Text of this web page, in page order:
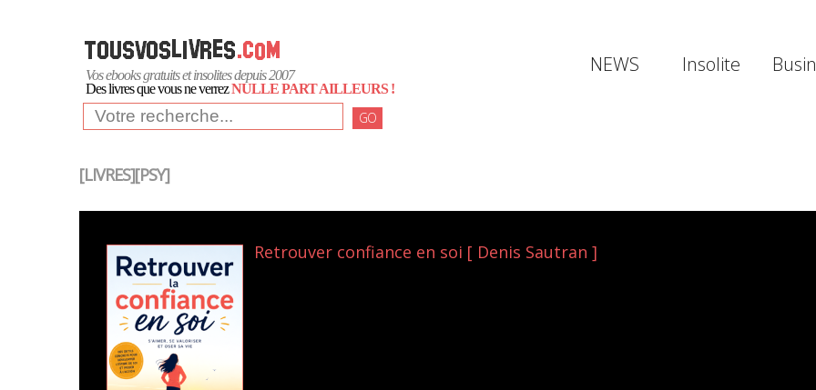
Vos ebooks gratuits et insolites depuis 2007
Des livres que vous ne verrezNULLE PART AILLEURS !
GO
NEWS Insolite
[LIVRES][PSY]
Retrouver confiance en soi [ Denis Sautran ]